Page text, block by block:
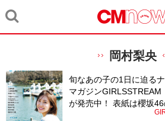
岡村梨央
旬なあの子の1日に迫る
マガジン
が発売中！ 表紙は櫻坂46